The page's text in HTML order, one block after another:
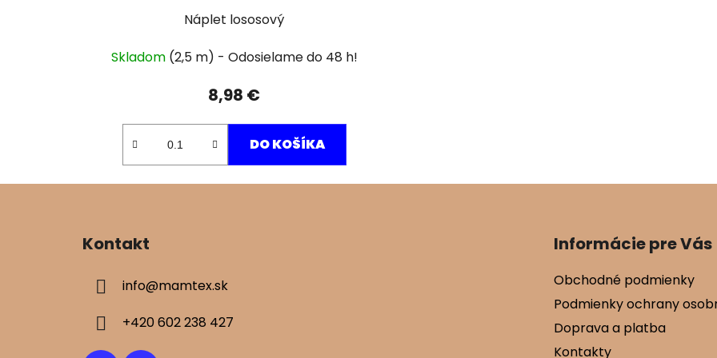
Náplet lososový
Skladom (2,5 m)
8,98 €
DO KOŠÍKA
Kontakt
info@mamtex.sk
+420 602 238 427
Informácie pre Vás
Obchodné podmienky
Podmienky ochrany
Doprava a platba
Kontakty